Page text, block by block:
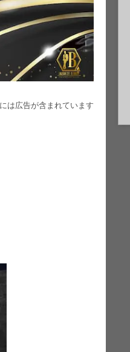
は広告が含まれています